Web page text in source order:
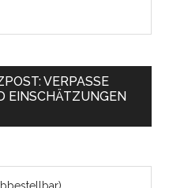
VERPASSE
EINSCHÄTZUNGEN